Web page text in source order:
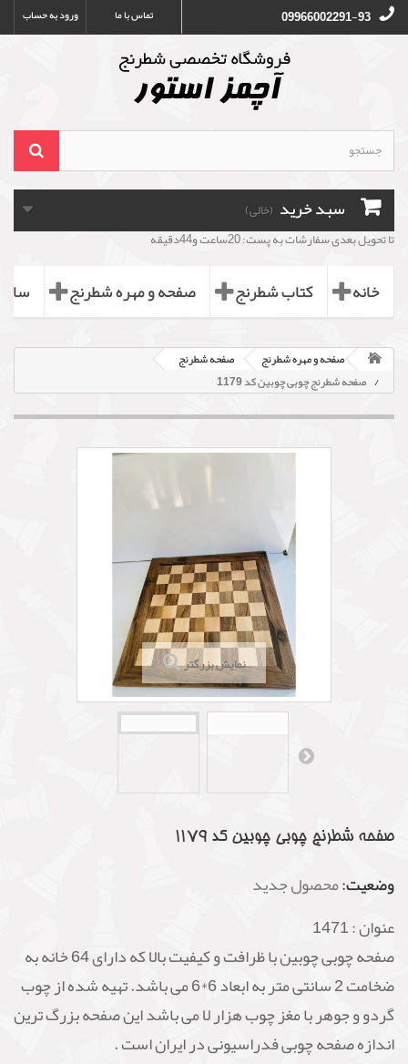
ورود به حساب تماس با ما 09966002291-93
سبد خرید (خالی)
تا تحویل بعدی سفارشات به پست: 20ساعت و44دقیقه
خانه کتاب شطرنج صفحه و مهره شطرنج
صفحه و مهره شطرنج
صفحه شطرنج
صفحه شطرنج چوبی چوبین کد 1179
نمایش بزرگتر
صفحه شطرنج چوبی چوبین کد 1179
وضعیت:محصول جدید
عنوان :1471
صفحه چوبی چوبین با ظرافت و کیفیت بالا که دارای 64 خانه به
ضخامت 2 سانتی متر به ابعاد 6*6 می باشد. تهیه شده از چوب
گردو و جوهر با مغز چوب هزار لا می باشد این صفحه بزرگ ترین
اندازه صفحه چوبی فدراسیونی در ایران است .